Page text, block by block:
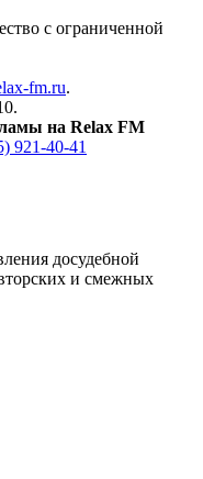
с ограниченной
fm.ru.
на Relax FM
921-40-41
досудебной
и смежных